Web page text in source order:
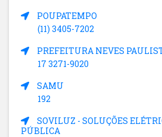
POUPATEMPO
(11) 3405-7202
PREFEITURA NEVES
17 3271-9020
SAMU
192
SOVILUZ - SOLUÇÕES
PÚBLICA